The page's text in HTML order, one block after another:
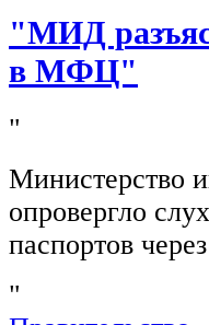
"МИД
в МФЦ"
"
Министерство
опровергло
паспортов
"